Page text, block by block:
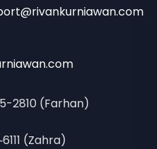
2810 (Farhan)
(Zahra)